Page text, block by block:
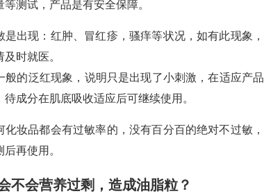
测试，产品是有安全保障。
是出现：红肿、冒红疹，骚痒等状况，如有此现象
时就医。
般的泛红现象，说明只是出现了小刺激，在适应产
成分在肌底吸收适应后可继续使用。
化妆品都会有过敏率的，没有百分百的绝对不过敏
再使用。
不会营养过剩，造成油脂粒？